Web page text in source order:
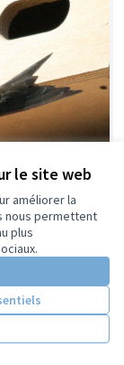
le site web
améliorer la
nous permettent
plus